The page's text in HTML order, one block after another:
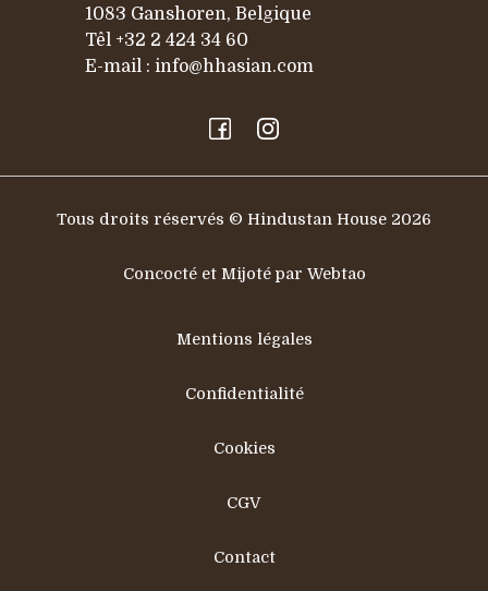
1083 Ganshoren, Belgique
Têl +32 2 424 34 60
E-mail : info@hhasian.com
Tous droits réservés © Hindustan House 2026
Concocté et Mijoté par Webtao
Mentions légales
Confidentialité
Cookies
CGV
Contact